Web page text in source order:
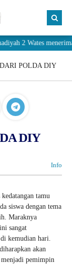
2 Wates menerima
POLDA DIY
DIY
Info
tamu
siswa dengan tema
Maraknya
sangat
kemudian hari.
akan
menjadi pemimpin